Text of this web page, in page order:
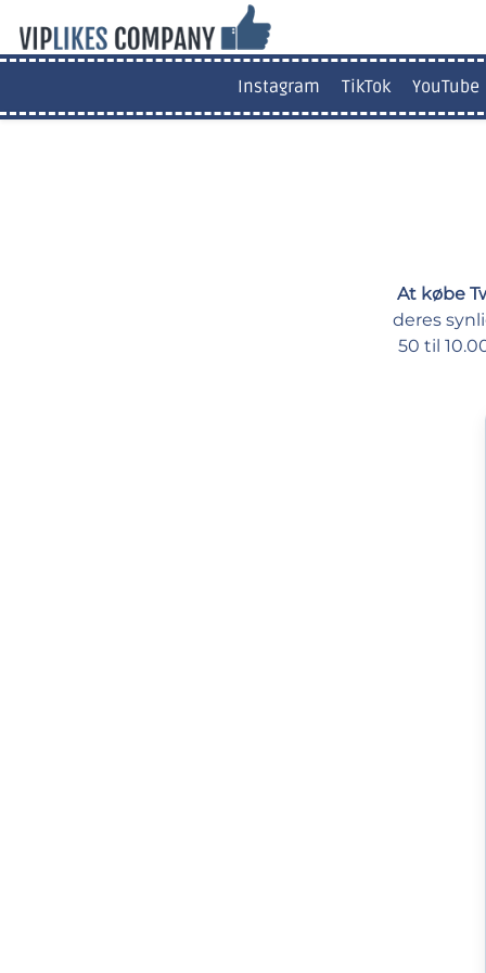
Instagram TikTok YouTube
At købe
deres
50 til